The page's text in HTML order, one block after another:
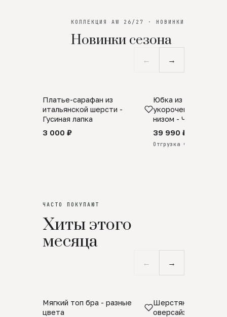
КОЛЛЕКЦИЯ AW 26/27 · НОВИНКИ
Новинки сезона
← →
SALE
Платье-сарафан из
итальянской шерсти -
Гусиная лапка
3 000 ₽
ПРЕДЗАКАЗ
Юбка из
укороченная с
низом - Черный
39 990 ₽
Отгрузка через 25 дней
ЧАСТО ПОКУПАЮТ
Хиты этого
месяца
← →
Мягкий топ бра - разные
цвета
Шерстяной свитер
оверсайз 100%